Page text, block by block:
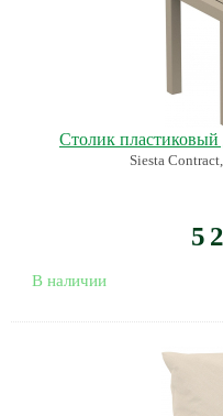
Столик пластиковый
Siesta
5
В наличии